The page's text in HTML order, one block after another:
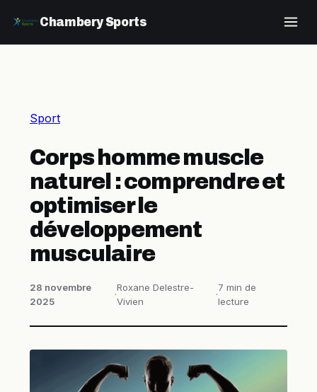
Chambery Sports
Sport
Corps homme muscle
naturel : comprendre et
optimiser le
développement
musculaire
28 novembre
2025
·
Roxane Delestre-
Vivien
·
7 min de
lecture